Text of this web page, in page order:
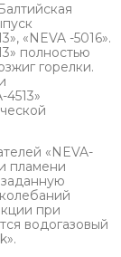
«NEVA -5016».
полностью
горелки.
«NEVA-
пламени
при
водогазовый